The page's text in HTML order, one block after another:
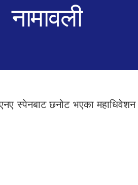
नामावली
स्पेनबाट छनोट भएका महाधिवेशन